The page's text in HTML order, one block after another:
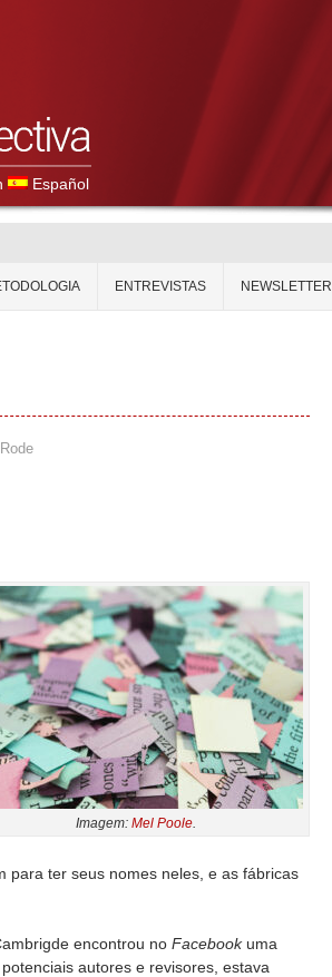
Español
ENTREVISTAS NEWSLETTER
Imagem: Mel Poole.
para ter seus nomes neles, e as fábricas
encontrou no Facebookuma
potenciais autores e revisores, estava